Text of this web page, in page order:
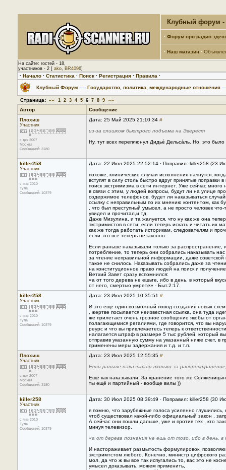
Клубный форум -
· Форум про радио
· Наш магазин ·
На сайте: гостей - 18,
участников - 2 [ ako, BR4096]
· Начало · Статистика · Поиск · Регистрация · Правила ·
Клубный Форум —› Государство, политика, международные отношения
Страница: «« 1 2 3 4 5 6 7 8 9 »»
Автор
Сообщение
Плохиш
Участник
с дек 2007
Москва
Сообщений: 3180
Дата: 25 Май 2025 21:10:34 #
из-за слишком быстрого подъема на Эверест
Ну, тут всех переплюнул Дидье́ Дельса́ль. Но, это было
killer258
Участник
с янв 2010
Тула
Сообщений: 10379
Дата: 22 Июл 2025 22:52:14 · Поправил: killer258 (23
похоже, клинические случаи исполнения начнутся,
вступят в силу столь быстро вдруг принятые поправки
поиск экстримизма в сети интернет. Уже сейчас много
в связи с этим, у людей вопросы, будут ли на улице
содержимое телефонов, будет ли наказываться
ссылку с неправильным по их мнению контентом, как
, что был преступный умысел, а не просто человек
увидел и прочитал,и тд.
Даже Мизулина, и та жалуется, что ну как же она
экстримистов в сети, если теперь искать и читать их
как же тогда работать историкам, следователям и
если это все теперь незаконно..
Если раньше наказывали только за распространение,
потребление, то теперь они собрались наказывать
за чтение неправильной информации, даже советской
такое не снилось. Наказывать собрались даже за
на конституционное право людей на поиск и
Ветхий Завет сразу вспомнился:
«а от того дерева не ешьте, ибо в день, в который
от него, смертью умрете» - Быт.2:17.
killer258
Участник
с янв 2010
Тула
Сообщений: 10379
Дата: 23 Июл 2025 10:35:51 #
И это еще один возможный повод создания новых
, жертве посылается неизвестная ссылка, она туда
же прилетает очень грозное сообщение якобы от
полагающимися регалиями, где говорится, что вы
реурс и что вы привлекаетесь теперь к
налагается штраф в размере 5 тыс рублей, который
отправив указанную сумму на указанный ниже счет, в
применены меры задержания и т.д. и т.п.
Плохиш
Участник
с дек 2007
Москва
Сообщений: 3180
Дата: 23 Июл 2025 12:55:35 #
Если раньше наказывали только за
Ещё как наказывали. За хранение того же
ты ещё и партийный - вообще вилы ))
killer258
Участник
с янв 2010
Тула
Сообщений: 10379
Дата: 30 Июл 2025 08:39:49 · Поправил: killer258 (30
я помню, что зарубежные голоса усиленно
чтоб существовал какой-либо официальный закон ,
А сейчас они пошли дальше, уже и против тех , кто
минуя телевизор.
«а от дерева познания не ешь от того, ибо в день,
И настораживает размытость формулировок,
экстримтстом любого. Конечно, министр цифрового
мол, да что ж вы все так испугались то, вас это не
умысел доказывать, можем применить,